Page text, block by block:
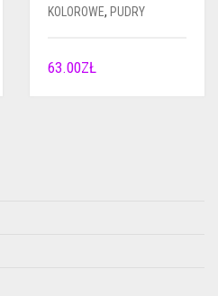
KOLOROWE, PUDRY
63.00ZŁ